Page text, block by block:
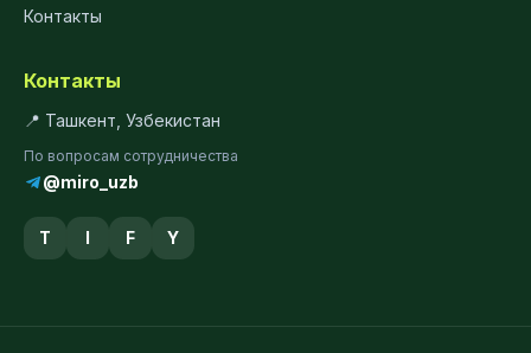
Контакты
Контакты
📍 Ташкент, Узбекистан
По вопросам сотрудничества
@miro_uzb
T I F Y